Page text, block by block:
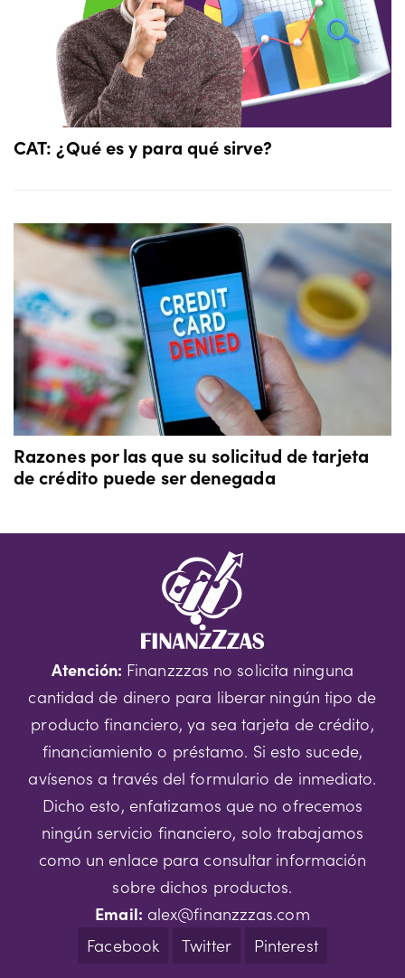
CAT: ¿Qué es y para qué sirve?
Razones por las que su solicitud de tarjeta
de crédito puede ser denegada
Atención: Finanzzzas no solicita ninguna
cantidad de dinero para liberar ningún tipo de
producto financiero, ya sea tarjeta de crédito,
financiamiento o préstamo. Si esto sucede,
avísenos a través del formulario de inmediato.
Dicho esto, enfatizamos que no ofrecemos
ningún servicio financiero, solo trabajamos
como un enlace para consultar información
sobre dichos productos.
Email: alex@finanzzzas.com
Facebook
Twitter Pinterest